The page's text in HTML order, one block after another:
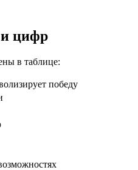
цифр
в таблице:
победу